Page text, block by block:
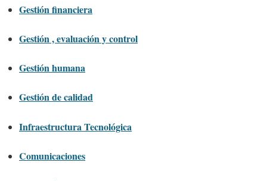
Gestión financiera
Gestión , evaluación y control
Gestión humana
Gestión de calidad
Infraestructura Tecnológica
Comunicaciones